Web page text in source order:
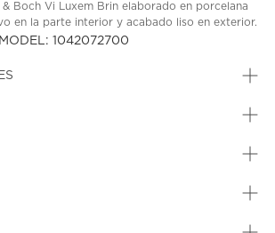
Boch Vi Luxem Brin elaborado en porcelana
en la parte interior y acabado liso en exterior.
MODEL: 1042072700